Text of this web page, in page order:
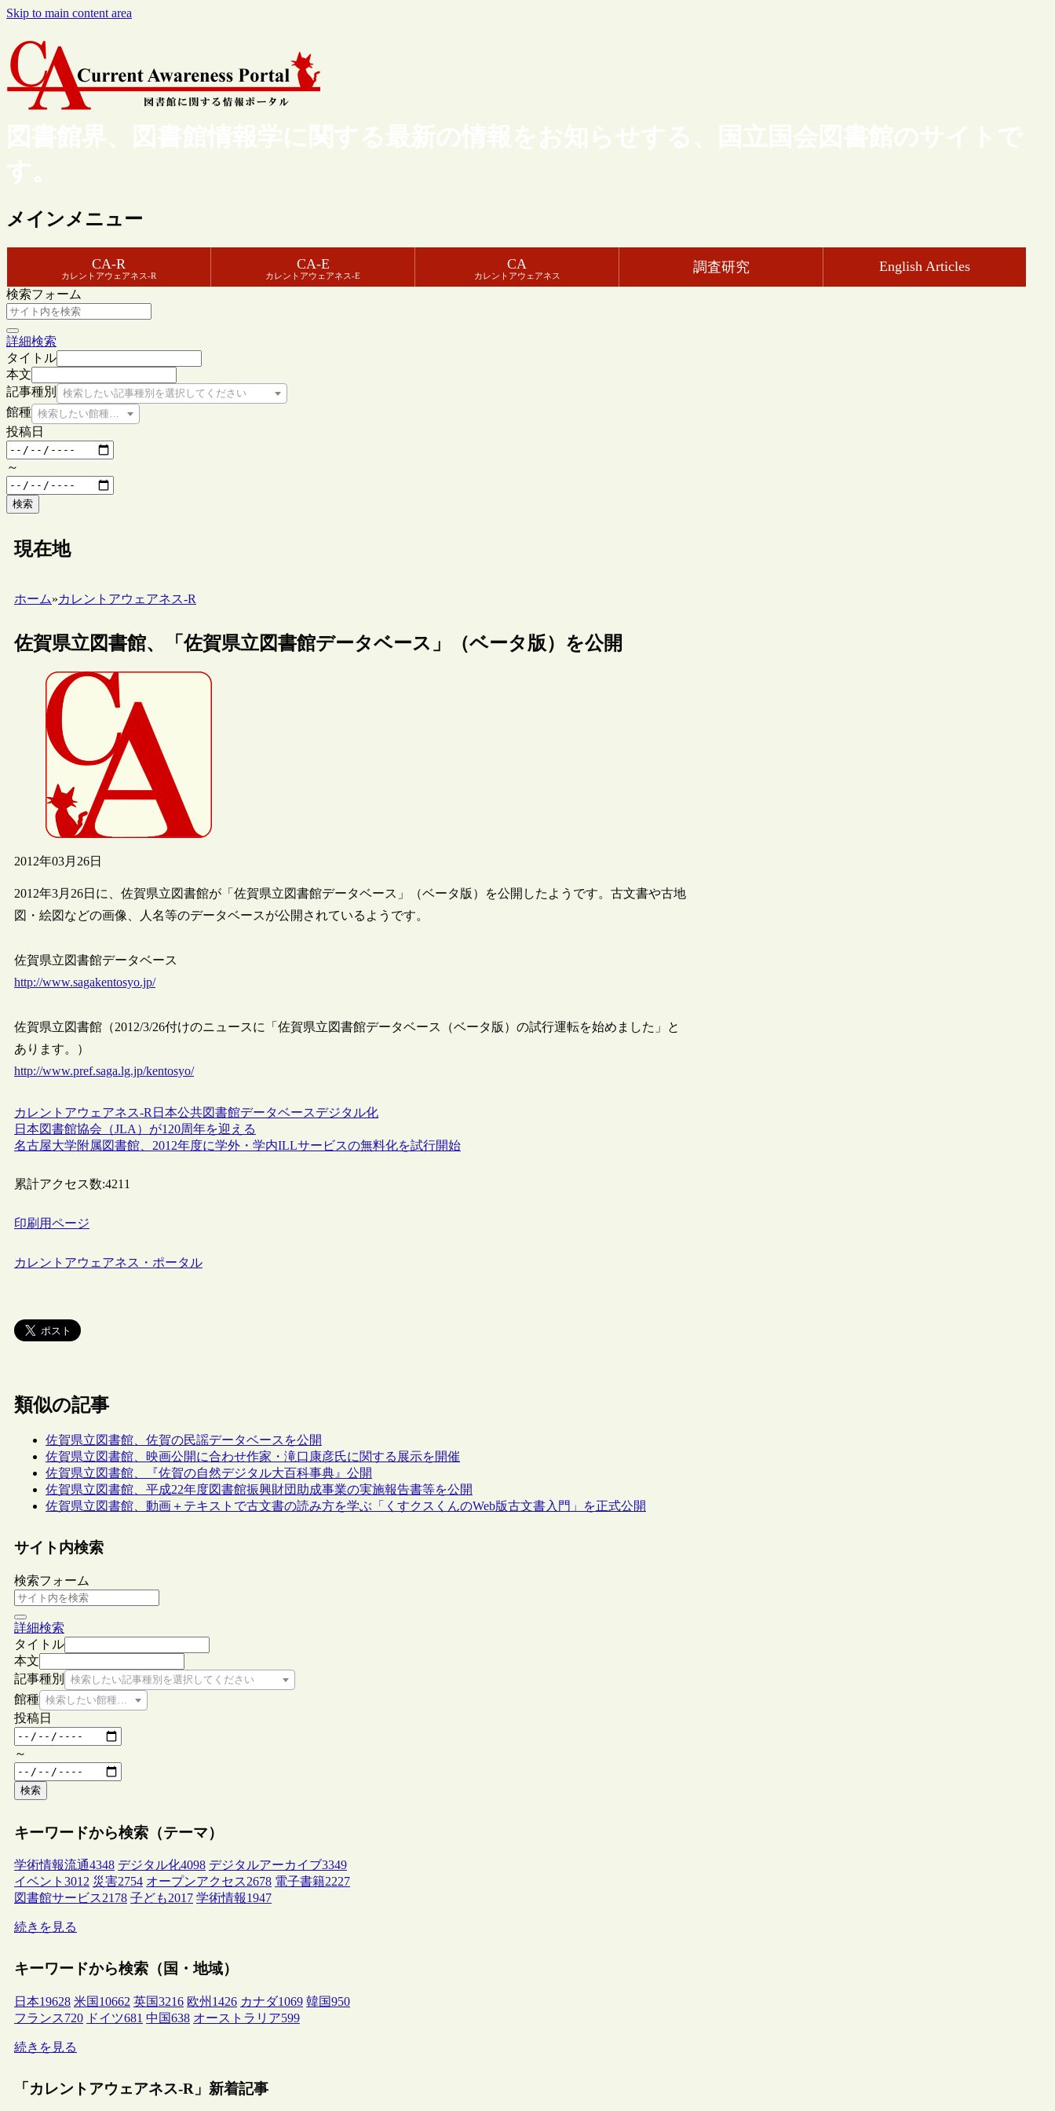
Skip to main content area
図書館界、図書館情報学に関する最新の情報をお知らせする、国立国会図書館のサイトで
す。
メインメニュー
CA-R
カレントアウェアネス-R
CA-E
カレントアウェアネス-E
CA
カレントアウェアネス
調査研究 English Articles
検索フォーム
詳細検索
タイトル
本文
記事種別
検索したい記事種別を選択してください
館種 検索したい館種を選択してください
投稿日
～
検索
現在地
ホーム»カレントアウェアネス-R
佐賀県立図書館、「佐賀県立図書館データベース」（ベータ版）を公開
2012年03月26日
2012年3月26日に、佐賀県立図書館が「佐賀県立図書館データベース」（ベータ版）を公開したようです。古文書や古地
図・絵図などの画像、人名等のデータベースが公開されているようです。
佐賀県立図書館データベース
http://www.sagakentosyo.jp/
佐賀県立図書館（2012/3/26付けのニュースに「佐賀県立図書館データベース（ベータ版）の試行運転を始めました」と
あります。）
http://www.pref.saga.lg.jp/kentosyo/
カレントアウェアネス-R 日本公共図書館データベースデジタル化
日本図書館協会（JLA）が120周年を迎える
名古屋大学附属図書館、2012年度に学外・学内ILLサービスの無料化を試行開始
累計アクセス数:4211
印刷用ページ
カレントアウェアネス・ポータル
類似の記事
佐賀県立図書館、佐賀の民謡データベースを公開
佐賀県立図書館、映画公開に合わせ作家・滝口康彦氏に関する展示を開催
佐賀県立図書館、『佐賀の自然デジタル大百科事典』公開
佐賀県立図書館、平成22年度図書館振興財団助成事業の実施報告書等を公開
佐賀県立図書館、動画＋テキストで古文書の読み方を学ぶ「くすクスくんのWeb版古文書入門」を正式公開
サイト内検索
検索フォーム
詳細検索
タイトル
本文
記事種別
検索したい記事種別を選択してください
館種 検索したい館種を選択してください
投稿日
～
検索
キーワードから検索（テーマ）
学術情報流通4348 デジタル化4098 デジタルアーカイブ3349
イベント 3012 災害2754 オープンアクセス2678 電子書籍2227
図書館サービス2178 子ども2017 学術情報1947
続きを見る
キーワードから検索（国・地域）
日本19628 米国 10662 英国3216 欧州 1426 カナダ1069 韓国950
フランス720 ドイツ681 中国638 オーストラリア599
続きを見る
「カレントアウェアネス-R」新着記事